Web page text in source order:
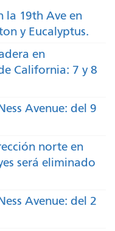
la 19th Ave en
y Eucalyptus.
en
California: 7 y 8
Avenue: del 9
norte en
será eliminado
Avenue: del 2